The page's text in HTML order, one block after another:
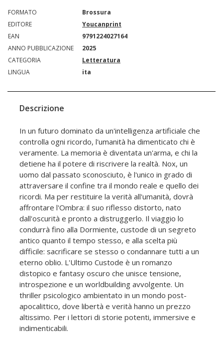
FORMATO
Brossura
EDITORE
Youcanprint
EAN
9791224027164
ANNO PUBBLICAZIONE
2025
CATEGORIA
Letteratura
LINGUA
ita
Descrizione
In un futuro dominato da un'intelligenza artificiale che
controlla ogni ricordo, l'umanità ha dimenticato chi è
veramente. La memoria è diventata un'arma, e chi la
detiene ha il potere di riscrivere la realtà. Nox, un
uomo dal passato sconosciuto, è l'unico in grado di
attraversare il confine tra il mondo reale e quello dei
ricordi. Ma per restituire la verità all'umanità, dovrà
affrontare l'Ombra: il suo riflesso distorto, nato
dall'oscurità e pronto a distruggerlo. Il viaggio lo
condurrà fino alla Dormiente, custode di un segreto
antico quanto il tempo stesso, e alla scelta più
difficile: sacrificare se stesso o condannare tutti a un
eterno oblio. L'Ultimo Custode è un romanzo
distopico e fantasy oscuro che unisce tensione,
introspezione e un worldbuilding avvolgente. Un
thriller psicologico ambientato in un mondo post-
apocalittico, dove libertà e verità hanno un prezzo
altissimo. Per i lettori di storie potenti, immersive e
indimenticabili.